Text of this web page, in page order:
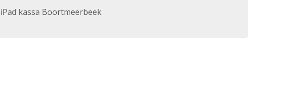
iPad kassa Boortmeerbeek